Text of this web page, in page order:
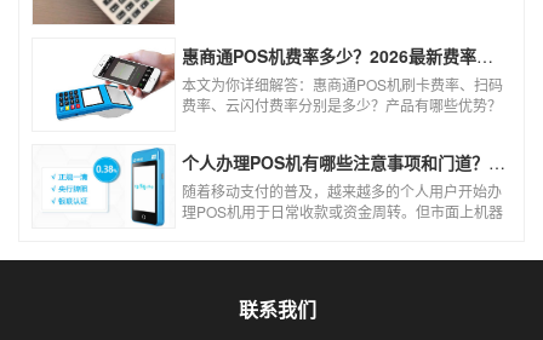
使用！
惠商通POS机费率多少？2026最新费率标准及办理全攻略
本文为你详细解答：惠商通POS机刷卡费率、扫码
费率、云闪付费率分别是多少？产品有哪些优势？
个人办理POS机有哪些注意事项和门道？（2026最新避坑指南）
随着移动支付的普及，越来越多的个人用户开始办
理POS机用于日常收款或资金周转。但市面上机器
联系我们